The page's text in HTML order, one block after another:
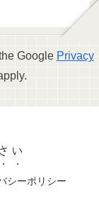
Google Privacy
い
シーポリシー